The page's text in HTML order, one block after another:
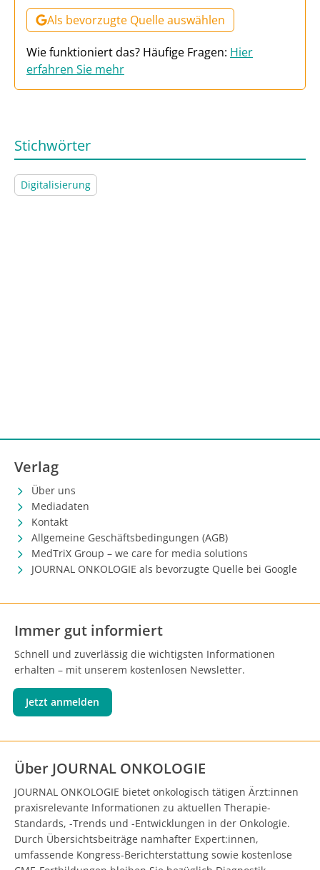
Als bevorzugte Quelle auswählen
Wie funktioniert das? Häufige Fragen: Hier
erfahren Sie mehr
Stichwörter
Digitalisierung
Verlag
Über uns
Mediadaten
Kontakt
Allgemeine Geschäftsbedingungen (AGB)
MedTriX Group – we care for media solutions
JOURNAL ONKOLOGIE als bevorzugte Quelle bei Google
Immer gut informiert
Schnell und zuverlässig die wichtigsten Informationen
erhalten – mit unserem kostenlosen Newsletter.
Jetzt anmelden
Über JOURNAL ONKOLOGIE
JOURNAL ONKOLOGIE bietet onkologisch tätigen Ärzt:innen
praxisrelevante Informationen zu aktuellen Therapie-
Standards, -Trends und -Entwicklungen in der Onkologie.
Durch Übersichtsbeiträge namhafter Expert:innen,
umfassende Kongress-Berichterstattung sowie kostenlose